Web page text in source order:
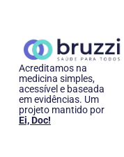
Acreditamos na
medicina simples,
acessível e baseada
em evidências. Um
projeto mantido por
Ei, Doc!